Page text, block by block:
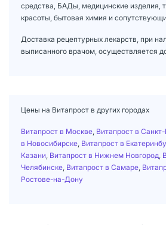
средства, БАДы, медицинские изделия,
красоты, бытовая химия и
Доставка рецептурных лекарств, при
выписанного врачом, осуществляется
Цены на Витапрост в других городах
Витапрост в Москве Витапрост в
в Новосибирске Витапрост в
Казани Витапрост в Нижнем Новгород
Челябинске Витапрост в Самаре
Ростове-на-Дону